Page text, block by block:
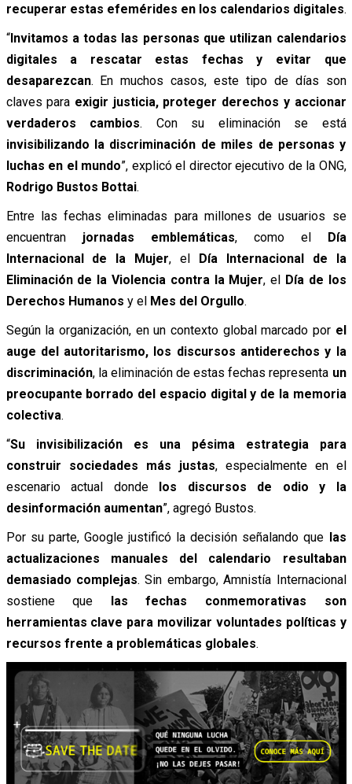
recuperar estas efemérides en los calendarios digitales.
“Invitamos a todas las personas que utilizan calendarios
digitales a rescatar estas fechas y evitar que
desaparezcan. En muchos casos, este tipo de días son
claves para exigir justicia, proteger derechos y accionar
verdaderos cambios. Con su eliminación se está
invisibilizando la discriminación de miles de personas y
luchas en el mundo”, explicó el director ejecutivo de la ONG,
Rodrigo Bustos Bottai.
Entre las fechas eliminadas para millones de usuarios se
encuentran jornadas emblemáticas, como el Día
Internacional de la Mujer, el Día Internacional de la
Eliminación de la Violencia contra la Mujer, el Día de los
Derechos Humanos y el Mes del Orgullo.
Según la organización, en un contexto global marcado por el
auge del autoritarismo, los discursos antiderechos y la
discriminación, la eliminación de estas fechas representa un
preocupante borrado del espacio digital y de la memoria
colectiva.
“Su invisibilización es una pésima estrategia para
construir sociedades más justas, especialmente en el
escenario actual donde los discursos de odio y la
desinformación aumentan”, agregó Bustos.
Por su parte, Google justificó la decisión señalando que las
actualizaciones manuales del calendario resultaban
demasiado complejas. Sin embargo, Amnistía Internacional
sostiene que las fechas conmemorativas son
herramientas clave para movilizar voluntades políticas y
recursos frente a problemáticas globales.